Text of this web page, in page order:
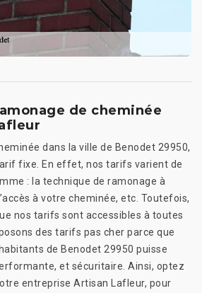
de cheminée
dans la ville de Benodet 29950,
fixe. En effet, nos tarifs varient de
: la technique de ramonage à
à votre cheminée, etc. Toutefois,
nos tarifs sont accessibles à toutes
des tarifs pas cher parce que
de Benodet 29950 puisse
et sécuritaire. Ainsi, optez
entreprise Artisan Lafleur, pour